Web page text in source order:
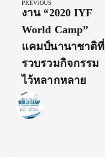
PREVIOUS
Previous
Post:
งาน “2020 IYF
World Camp”
แคมป์นานาชาติที่
รวบรวมกิจกรรม
ไว้หลากหลาย